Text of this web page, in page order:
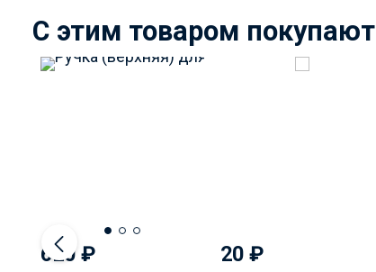
C этим товаром покупают
620 ₽ 20 ₽